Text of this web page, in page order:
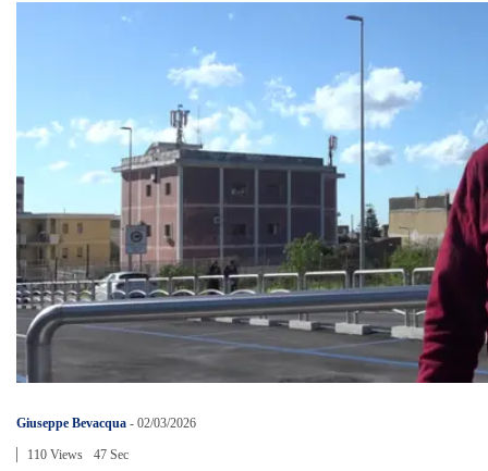
Giuseppe Bevacqua - 02/03/2026
110 Views 47 Sec